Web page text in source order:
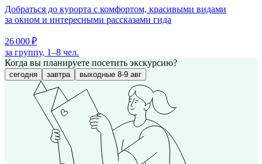
Добраться до курорта с комфортом, красивыми видами
за окном и интересными рассказами гида
26 000 ₽
за группу, 1–8 чел.
Когда вы планируете посетить экскурсию?
сегодня завтра выходные 8-9 авг